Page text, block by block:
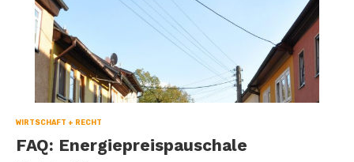
WIRTSCHAFT + RECHT
FAQ: Energiepreispauschale